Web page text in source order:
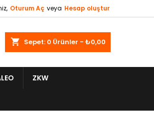
Oturum Aç veya Hesap oluştur
shopping_cart Sepet: 0 Ürünler - ₺0,00
ZKW